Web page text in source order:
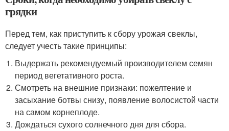
грядки
Перед тем, как приступить к сбору урожая свеклы,
следует учесть такие принципы:
Выдержать рекомендуемый производителем семян
период вегетативного роста.
Смотреть на внешние признаки: пожелтение и
засыхание ботвы снизу, появление волосистой части
на самом корнеплоде.
Дождаться сухого солнечного дня для сбора.